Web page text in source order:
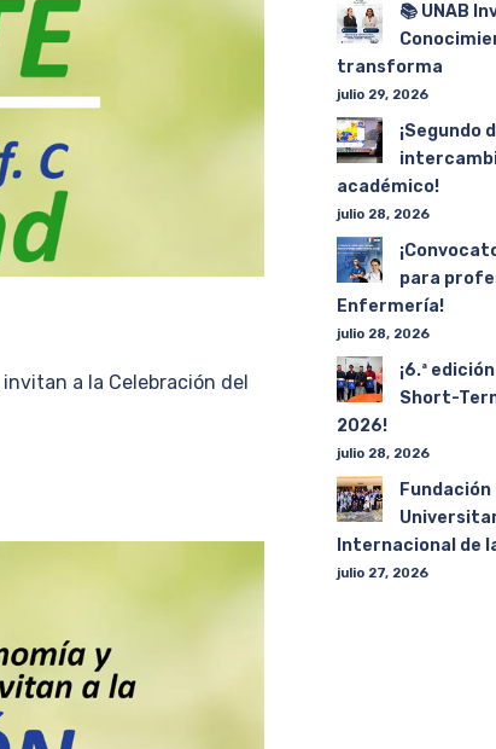
a la Celebración del
📚 UNAB
transforma
julio 29, 2026
¡Segundo
académico!
julio 28, 2026
para
Enfermería!
julio 28, 2026
¡6.ª
Short-
2026!
julio 28, 2026
Fundación
Internacional de
julio 27, 2026